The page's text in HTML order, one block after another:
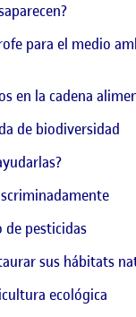
para el medio
en la cadena
de biodiversidad
de pesticidas
sus hábitats
ecológica